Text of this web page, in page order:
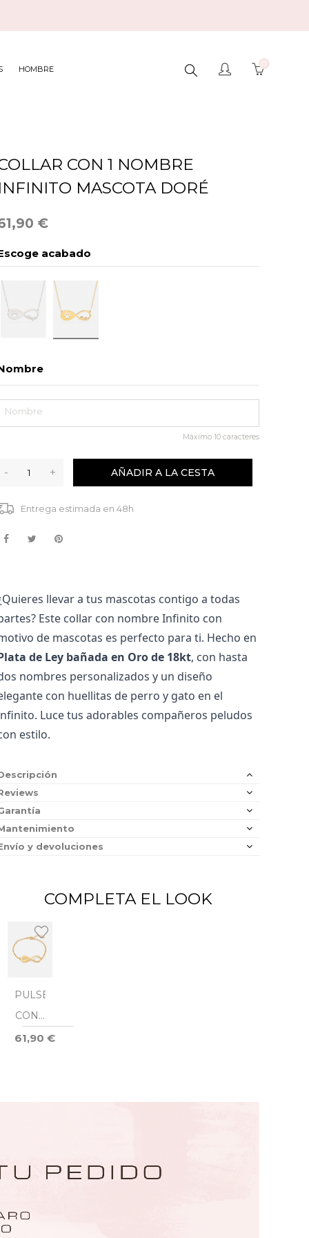
HOMBRE BUSCAR
CON 1 NOMBRE
MASCOTA DORÉ
€
acabado
Máximo 10caracteres
- + AÑADIR A LA CESTA
Entrega estimada en 48h
llevar a tus mascotas contigo a todas
Este collar con nombre Infinito con
de Ley bañada en Oro de 18kt, con hasta
nombres personalizados y un diseño
con huellitas de perro y gato en el
Luce tus adorables compañeros peludos
estilo.
y devoluciones
COMPLETA EL LOOK
PULSERA
CON 1
NOMBRE
61,90 €